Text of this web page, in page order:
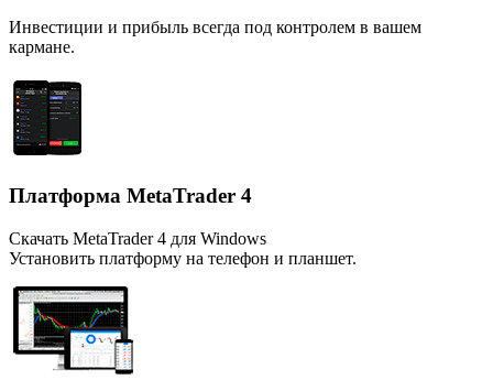
Инвестиции и прибыль всегда под контролем в вашем
кармане.
Платформа MetaTrader 4
Скачать MetaTrader 4 для Windows
Установить платформу на телефон и планшет.